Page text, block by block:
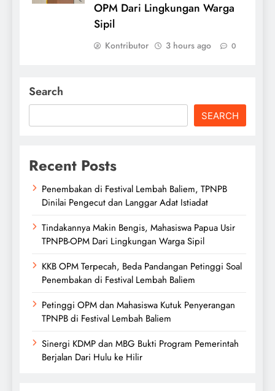
OPM Dari Lingkungan Warga
Sipil
Kontributor 3 hours ago 0
Search
SEARCH
Recent Posts
Penembakan di Festival Lembah Baliem, TPNPB
Dinilai Pengecut dan Langgar Adat Istiadat
Tindakannya Makin Bengis, Mahasiswa Papua Usir
TPNPB-OPM Dari Lingkungan Warga Sipil
KKB OPM Terpecah, Beda Pandangan Petinggi Soal
Penembakan di Festival Lembah Baliem
Petinggi OPM dan Mahasiswa Kutuk Penyerangan
TPNPB di Festival Lembah Baliem
Sinergi KDMP dan MBG Bukti Program Pemerintah
Berjalan Dari Hulu ke Hilir